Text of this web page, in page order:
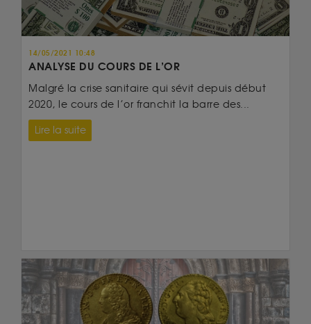
14/05/2021 10:48
ANALYSE DU COURS DE L’OR
Malgré la crise sanitaire qui sévit depuis début
2020, le cours de l’or franchit la barre des...
Lire la suite